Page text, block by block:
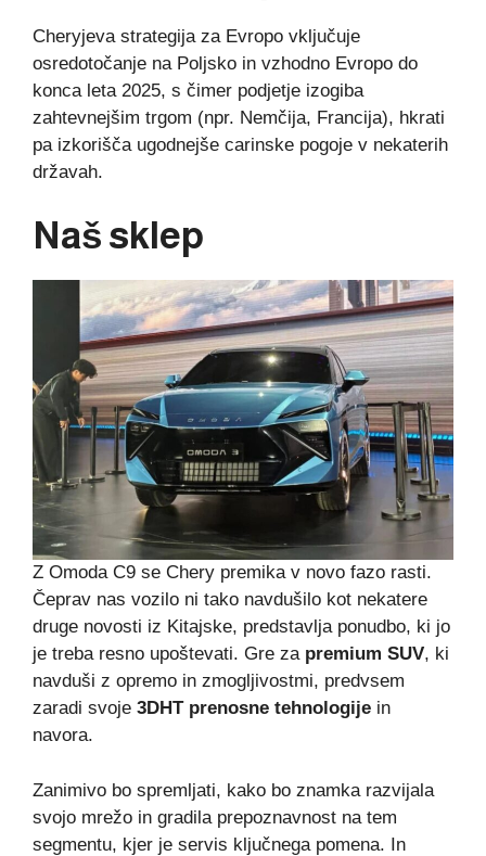
Cheryjeva strategija za Evropo vključuje
osredotočanje na Poljsko in vzhodno Evropo do
konca leta 2025, s čimer podjetje izogiba
zahtevnejšim trgom (npr. Nemčija, Francija), hkrati
pa izkorišča ugodnejše carinske pogoje v nekaterih
državah.
Naš sklep
Z Omoda C9 se Chery premika v novo fazo rasti.
Čeprav nas vozilo ni tako navdušilo kot nekatere
druge novosti iz Kitajske, predstavlja ponudbo, ki jo
je treba resno upoštevati. Gre za premium SUV, ki
navduši z opremo in zmogljivostmi, predvsem
zaradi svoje 3DHT prenosne tehnologije in
navora.
Zanimivo bo spremljati, kako bo znamka razvijala
svojo mrežo in gradila prepoznavnost na tem
segmentu, kjer je servis ključnega pomena. In